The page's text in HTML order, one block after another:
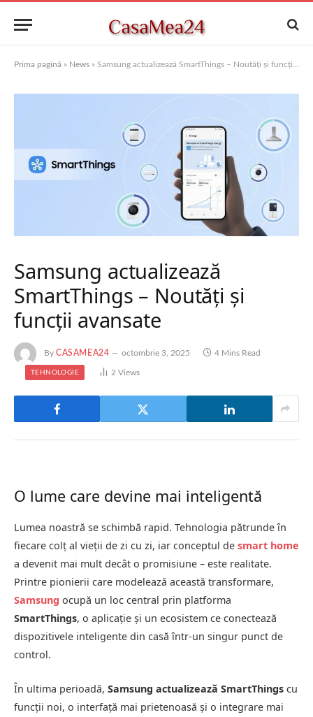
Prima pagină » News » Samsung actualizează SmartThings – Noutăți și funcții avansate
Samsung actualizează
SmartThings – Noutăți și
funcții avansate
By CASAMEA24 octombrie 3, 2025 4 Mins Read
TEHNOLOGIE 2 Views
O lume care devine mai inteligentă
Lumea noastră se schimbă rapid. Tehnologia pătrunde în
fiecare colț al vieții de zi cu zi, iar conceptul de smart home
a devenit mai mult decât o promisiune – este realitate.
Printre pionierii care modelează această transformare,
Samsung ocupă un loc central prin platforma
SmartThings, o aplicație și un ecosistem ce conectează
dispozitivele inteligente din casă într-un singur punct de
control.
În ultima perioadă, Samsung actualizează SmartThings cu
funcții noi, o interfață mai prietenoasă și o integrare mai